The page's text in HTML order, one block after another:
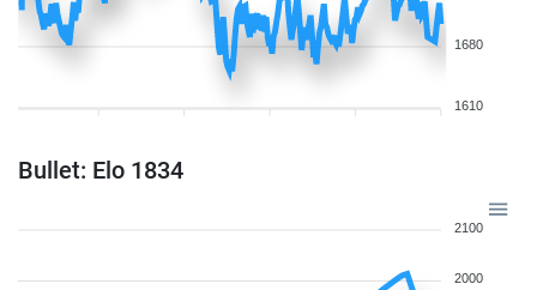
1680
1610
Bullet: Elo 1834
2100
2000